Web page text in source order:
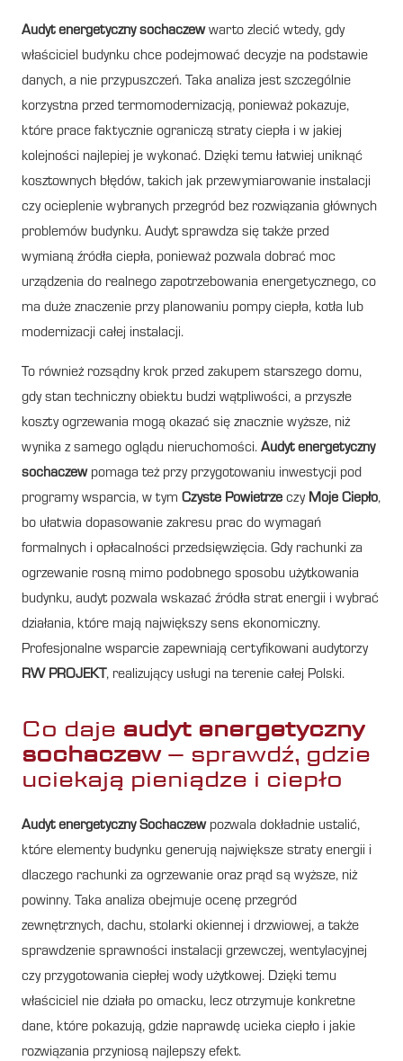
Audyt energetyczny sochaczewwarto zlecić wtedy, gdy
właściciel budynku chce podejmować decyzje na podstawie
danych, a nie przypuszczeń. Taka analiza jest szczególnie
korzystna przed termomodernizacją, ponieważ pokazuje,
które prace faktycznie ograniczą straty ciepła i w jakiej
kolejności najlepiej je wykonać. Dzięki temu łatwiej uniknąć
kosztownych błędów, takich jak przewymiarowanie instalacji
czy ocieplenie wybranych przegród bez rozwiązania głównych
problemów budynku. Audyt sprawdza się także przed
wymianą źródła ciepła, ponieważ pozwala dobrać moc
urządzenia do realnego zapotrzebowania energetycznego, co
ma duże znaczenie przy planowaniu pompy ciepła, kotła lub
modernizacji całej instalacji.
To również rozsądny krok przed zakupem starszego domu,
gdy stan techniczny obiektu budzi wątpliwości, a przyszłe
koszty ogrzewania mogą okazać się znacznie wyższe, niż
wynika z samego oglądu nieruchomości. Audyt energetyczny
sochaczewpomaga też przy przygotowaniu inwestycji pod
programy wsparcia, w tym Czyste Powietrze czy Moje Ciepło,
bo ułatwia dopasowanie zakresu prac do wymagań
formalnych i opłacalności przedsięwzięcia. Gdy rachunki za
ogrzewanie rosną mimo podobnego sposobu użytkowania
budynku, audyt pozwala wskazać źródła strat energii i wybrać
działania, które mają największy sens ekonomiczny.
Profesjonalne wsparcie zapewniają certyfikowani audytorzy
RW PROJEKT, realizujący usługi na terenie całej Polski.
Co daje audyt energetyczny
sochaczew– sprawdź, gdzie
uciekają pieniądze i ciepło
Audyt energetyczny Sochaczewpozwala dokładnie ustalić,
które elementy budynku generują największe straty energii i
dlaczego rachunki za ogrzewanie oraz prąd są wyższe, niż
powinny. Taka analiza obejmuje ocenę przegród
zewnętrznych, dachu, stolarki okiennej i drzwiowej, a także
sprawdzenie sprawności instalacji grzewczej, wentylacyjnej
czy przygotowania ciepłej wody użytkowej. Dzięki temu
właściciel nie działa po omacku, lecz otrzymuje konkretne
dane, które pokazują, gdzie naprawdę ucieka ciepło i jakie
rozwiązania przyniosą najlepszy efekt.